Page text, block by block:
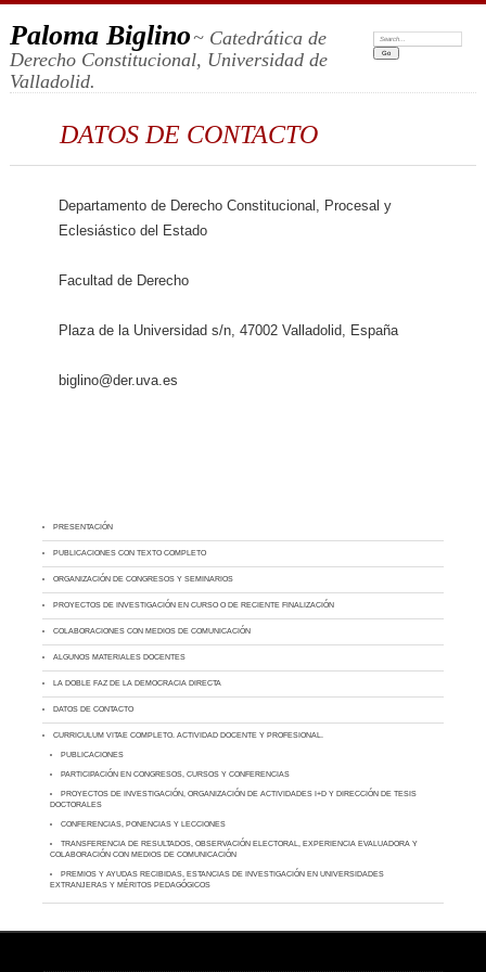
Paloma Biglino~ Catedrática de
Derecho Constitucional, Universidad de
Valladolid.
Search:
DATOS DE CONTACTO
Departamento de Derecho Constitucional, Procesal y
Eclesiástico del Estado
Facultad de Derecho
Plaza de la Universidad s/n, 47002 Valladolid, España
biglino@der.uva.es
PRESENTACIÓN
PUBLICACIONES CON TEXTO COMPLETO
ORGANIZACIÓN DE CONGRESOS Y SEMINARIOS
PROYECTOS DE INVESTIGACIÓN EN CURSO O DE RECIENTE FINALIZACIÓN
COLABORACIONES CON MEDIOS DE COMUNICACIÓN
ALGUNOS MATERIALES DOCENTES
LA DOBLE FAZ DE LA DEMOCRACIA DIRECTA
DATOS DE CONTACTO
CURRICULUM VITAE COMPLETO. ACTIVIDAD DOCENTE Y PROFESIONAL.
PUBLICACIONES
PARTICIPACIÓN EN CONGRESOS, CURSOS Y CONFERENCIAS
PROYECTOS DE INVESTIGACIÓN, ORGANIZACIÓN DE ACTIVIDADES I+D Y DIRECCIÓN DE TESIS
DOCTORALES
CONFERENCIAS, PONENCIAS Y LECCIONES
TRANSFERENCIA DE RESULTADOS, OBSERVACIÓN ELECTORAL, EXPERIENCIA EVALUADORA Y
COLABORACIÓN CON MEDIOS DE COMUNICACIÓN
PREMIOS Y AYUDAS RECIBIDAS, ESTANCIAS DE INVESTIGACIÓN EN UNIVERSIDADES
EXTRANJERAS Y MÉRITOS PEDAGÓGICOS